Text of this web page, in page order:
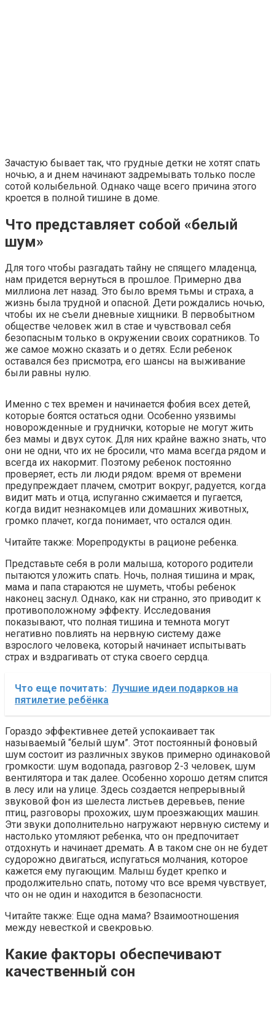
Зачастую бывает так, что грудные детки не хотят спать
ночью, а и днем начинают задремывать только после
сотой колыбельной. Однако чаще всего причина этого
кроется в полной тишине в доме.
Что представляет собой «белый
шум»
Для того чтобы разгадать тайну не спящего младенца,
нам придется вернуться в прошлое. Примерно два
миллиона лет назад. Это было время тьмы и страха, а
жизнь была трудной и опасной. Дети рождались ночью,
чтобы их не съели дневные хищники. В первобытном
обществе человек жил в стае и чувствовал себя
безопасным только в окружении своих соратников. То
же самое можно сказать и о детях. Если ребенок
оставался без присмотра, его шансы на выживание
были равны нулю.
Именно с тех времен и начинается фобия всех детей,
которые боятся остаться одни. Особенно уязвимы
новорожденные и груднички, которые не могут жить
без мамы и двух суток. Для них крайне важно знать, что
они не одни, что их не бросили, что мама всегда рядом и
всегда их накормит. Поэтому ребенок постоянно
проверяет, есть ли люди рядом: время от времени
предупреждает плачем, смотрит вокруг, радуется, когда
видит мать и отца, испуганно сжимается и пугается,
когда видит незнакомцев или домашних животных,
громко плачет, когда понимает, что остался один.
Читайте также: Морепродукты в рационе ребенка.
Представьте себя в роли малыша, которого родители
пытаются уложить спать. Ночь, полная тишина и мрак,
мама и папа стараются не шуметь, чтобы ребенок
наконец заснул. Однако, как ни странно, это приводит к
противоположному эффекту. Исследования
показывают, что полная тишина и темнота могут
негативно повлиять на нервную систему даже
взрослого человека, который начинает испытывать
страх и вздрагивать от стука своего сердца.
Что еще почитать: Лучшие идеи подарков на
пятилетие ребёнка
Гораздо эффективнее детей успокаивает так
называемый “белый шум”. Этот постоянный фоновый
шум состоит из различных звуков примерно одинаковой
громкости: шум водопада, разговор 2-3 человек, шум
вентилятора и так далее. Особенно хорошо детям спится
в лесу или на улице. Здесь создается непрерывный
звуковой фон из шелеста листьев деревьев, пение
птиц, разговоры прохожих, шум проезжающих машин.
Эти звуки дополнительно нагружают нервную систему и
настолько утомляют ребенка, что он предпочитает
отдохнуть и начинает дремать. А в таком сне он не будет
судорожно двигаться, испугаться молчания, которое
кажется ему пугающим. Малыш будет крепко и
продолжительно спать, потому что все время чувствует,
что он не один и находится в безопасности.
Читайте также: Еще одна мама? Взаимоотношения
между невесткой и свекровью.
Какие факторы обеспечивают
качественный сон